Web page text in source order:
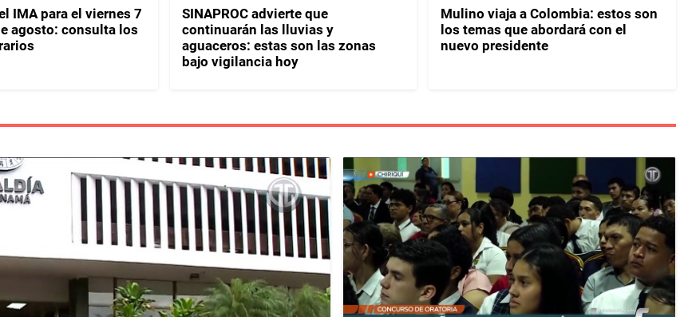
IMA para el viernes 7
agosto: consulta los
SINAPROC advierte que
continuarán las lluvias y
aguaceros: estas son las zonas
bajo vigilancia hoy
Mulino viaja a Colombia: estos son
los temas que abordará con el
nuevo presidente